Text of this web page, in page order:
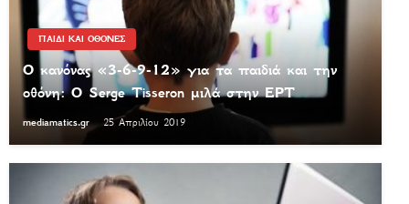
ΠΑΙΔΙ ΚΑΙ ΟΘΟΝΕΣ
Ο κανόνας «3-6-9-12» για τα παιδιά και την
οθόνη: Ο Serge Tisseron μιλά στην ΕΡΤ
mediamatics.gr 25 Απριλίου 2019